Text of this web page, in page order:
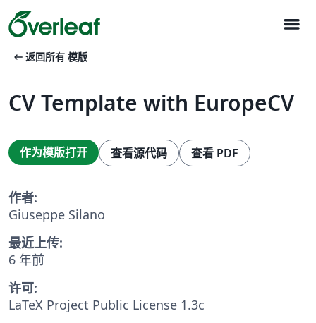
menu
arrow_left_alt 返回所有 模版
CV Template with EuropeCV
作为模版打开 查看源代码 查看 PDF
作者:
Giuseppe Silano
最近上传:
6 年前
许可:
LaTeX Project Public License 1.3c